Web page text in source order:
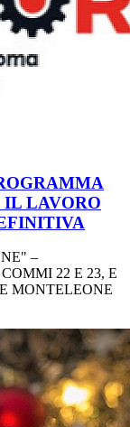
IL LAVORO
–
22 E 23, E
MONTELEONE